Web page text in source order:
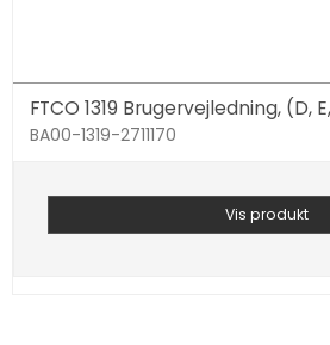
FTCO 1319 Brugervejledning, (D, E,
BA00-1319-2711170
Vis produkt